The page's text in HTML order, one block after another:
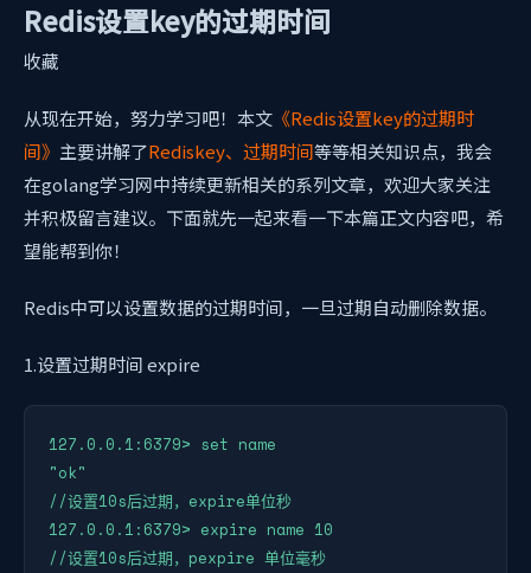
Redis设置key的过期时间
收藏
从现在开始，努力学习吧！本文 《Redis设置key的过期时
间》 主要讲解了Rediskey、过期时间等等相关知识点，我会
在golang学习网中持续更新相关的系列文章，欢迎大家关注
并积极留言建议。下面就先一起来看一下本篇正文内容吧，希
望能帮到你！
Redis中可以设置数据的过期时间，一旦过期自动删除数据。
1.设置过期时间 expire
127.0.0.1:6379> set name
"ok"
//设置10s后过期，expire单位秒
127.0.0.1:6379> expire name 10
//设置10s后过期，pexpire 单位毫秒